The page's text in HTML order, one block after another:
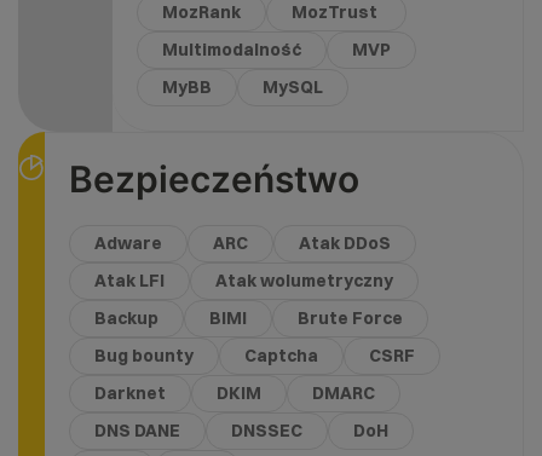
MozRank
MozTrust
Multimodalność
MVP
MyBB
MySQL
Bezpieczeństwo
Adware ARC
Atak DDoS
Atak LFI
Atak wolumetryczny
Backup
BIMI
Brute Force
Bug bounty
Captcha
CSRF
Darknet
DKIM
DMARC
DNS DANE
DNSSEC
DoH